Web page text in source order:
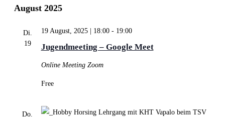
August 2025
Di.
19
Jugendmeeting – Google Meet
19 August, 2025 | 18:00- 19:00
Online Meeting Zoom
Free
Do.